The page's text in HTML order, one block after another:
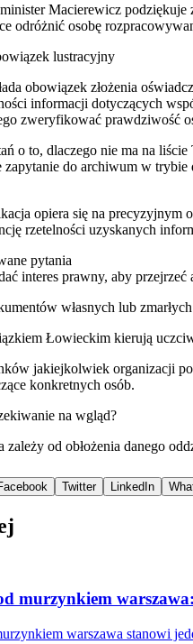
Macierewicz podziękuje
odróżnić osobę
lustracyjny
obowiązek złożenia
informacji dotyczących
zweryfikować prawdziwość
o to, dlaczego nie ma na
do archiwum w trybie
opiera się na precyzyjnym
rzetelności uzyskanych
pytania
interes prawny, aby przejrzeć
własnych lub
Łowieckim kierują
jakiejkolwiek organizacji
konkretnych osób.
na wgląd?
zależy od obłożenia danego
Twitter LinkedIn
murzynkiem
warszawa stanowi